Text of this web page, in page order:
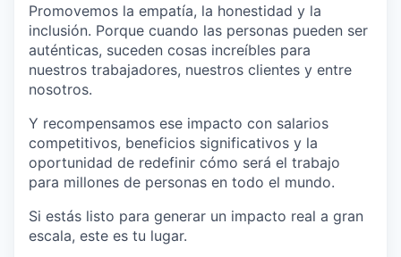
Promovemos la empatía, la honestidad y la
inclusión. Porque cuando las personas pueden ser
auténticas, suceden cosas increíbles para
nuestros trabajadores, nuestros clientes y entre
nosotros.
Y recompensamos ese impacto con salarios
competitivos, beneficios significativos y la
oportunidad de redefinir cómo será el trabajo
para millones de personas en todo el mundo.
Si estás listo para generar un impacto real a gran
escala, este es tu lugar.